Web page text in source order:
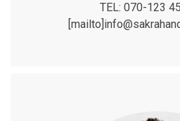
TEL: 070-123